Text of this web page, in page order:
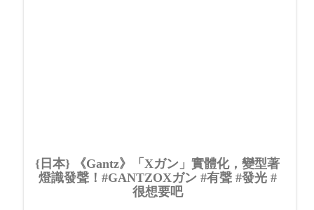
{日本} 《Gantz》「Xガン」實體化，變型著
燈識發聲！#GANTZOXガン #有聲 #發光 #
很想要吧